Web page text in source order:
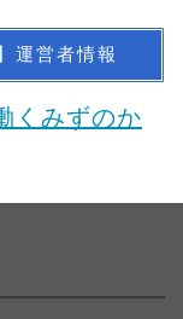
運営者情報
くみずのか